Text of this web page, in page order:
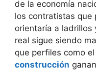
de la economía
los contratistas que
orientaría a ladrillos
real sigue siendo
que perfiles como el
construcción